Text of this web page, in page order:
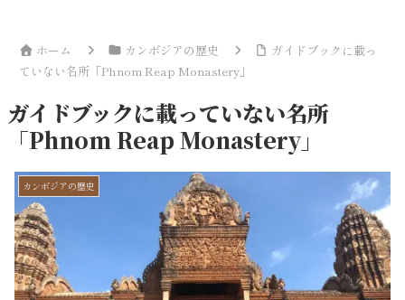
ホーム カンボジアの歴史
ガイドブックに載っ
ていない名所「Phnom Reap Monastery」
ガイドブックに載っていない名所
「Phnom Reap Monastery」
カンボジアの歴史